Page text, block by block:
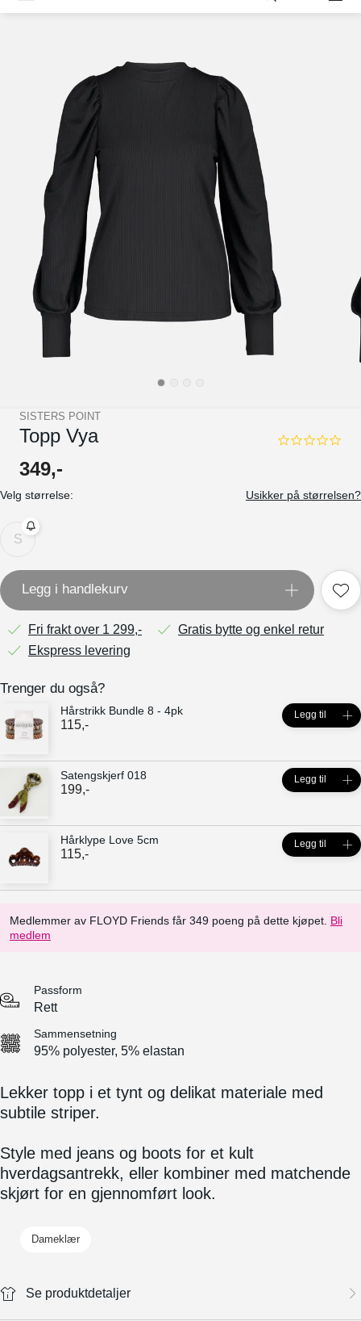
SISTERS POINT
Topp Vya
0.0
349,-
Velg størrelse: Usikker på størrelsen?
S
Legg i handlekurv
Fri frakt over 1 299,-
Gratis bytte og enkel retur
Ekspress levering
Medlemmer av FLOYD Friends får 349 poeng på dette kjøpet. Bli
medlem
Trenger du også?
Hårstrikk Bundle 8 - 4pk
115,-
Legg til
Satengskjerf 018
199,-
Legg til
Hårklype Love 5cm
115,-
Legg til
Passform
Rett
Sammensetning
95% polyester, 5% elastan
Lekker topp i et tynt og delikat materiale med
subtile striper.
Style med jeans og boots for et kult
hverdagsantrekk, eller kombiner med matchende
skjørt for en gjennomført look.
Dameklær
Se produktdetaljer